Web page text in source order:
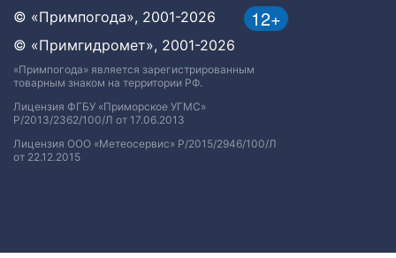
12+
© «Примпогода», 2001-2026
© «Примгидромет», 2001-2026
«Примпогода» является зарегистрированным
товарным знаком на территории РФ.
Лицензия ФГБУ «Приморское УГМС»
Р/2013/2362/100/Л от 17.06.2013
Лицензия ООО «Метеосервис» Р/2015/2946/100/Л
от 22.12.2015